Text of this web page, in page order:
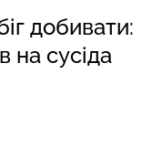
добивати:
на сусіда